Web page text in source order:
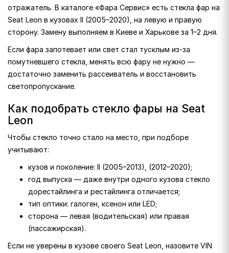
отражатель. В каталоге «Фара Сервис» есть стекла фар на
Seat Leon в кузовах II (2005–2020), на левую и правую
сторону. Замену выполняем в Киеве и Харькове за 1–2 дня.
Если фара запотевает или свет стал тусклым из-за
помутневшего стекла, менять всю фару не нужно —
достаточно заменить рассеиватель и восстановить
светопропускание.
Как подобрать стекло фары на Seat
Leon
Чтобы стекло точно стало на место, при подборе
учитывают:
кузов и поколение: II (2005–2013), (2012–2020);
год выпуска — даже внутри одного кузова стекло
дорестайлинга и рестайлинга отличается;
тип оптики: галоген, ксенон или LED;
сторона — левая (водительская) или правая
(пассажирская).
Если не уверены в кузове своего Seat Leon, назовите VIN